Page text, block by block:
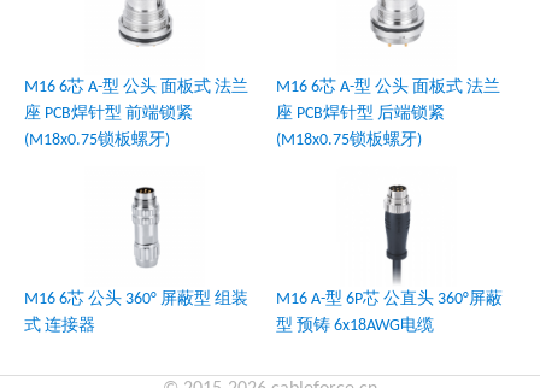
M16 6芯 A-型 公头 面板式 法兰
座 PCB焊针型 前端锁紧
(M18x0.75锁板螺牙)
M16 6芯 A-型 公头 面板式 法兰
座 PCB焊针型 后端锁紧
(M18x0.75锁板螺牙)
M16 6芯 公头 360° 屏蔽型 组装
式 连接器
M16 A-型 6P芯 公直头 360°屏蔽
型 预铸 6x18AWG电缆